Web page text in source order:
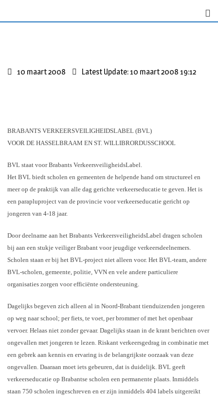
10 maart 2008 Latest Update: 10 maart 2008 19:12
BRABANTS VERKEERSVEILIGHEIDSLABEL (BVL)
VOOR DE HASSELBRAAM EN ST. WILLIBRORDUSSCHOOL
BVL staat voor Brabants VerkeersveiligheidsLabel.
Het BVL biedt scholen en gemeenten de helpende hand om structureel en
meer op de praktijk van alle dag gerichte verkeerseducatie te geven. Het is
een parapluproject van de provincie voor verkeerseducatie gericht op
jongeren van 4-18 jaar.
Door deelname aan het Brabants VerkeersveiligheidsLabel dragen scholen
bij aan een stukje veiliger Brabant voor jeugdige verkeersdeelnemers.
Scholen staan er bij het BVL-project niet alleen voor. Het BVL-team, andere
BVL-scholen, gemeente, politie, VVN en vele andere particuliere
organisaties zorgen voor efficiënte ondersteuning.
Dagelijks begeven zich alleen al in Noord-Brabant tienduizenden jongeren
op weg naar school; per fiets, te voet, per brommer of met het openbaar
vervoer. Helaas niet zonder gevaar. Dagelijks staan in de krant berichten over
ongevallen met jongeren te lezen. Riskant verkeersgedrag in combinatie met
een gebrek aan kennis en ervaring is de belangrijkste oorzaak van deze
ongevallen. Daaraan moet iets gebeuren, dat is duidelijk. BVL geeft
verkeerseducatie op Brabantse scholen een permanente plaats. Inmiddels
staan 750 scholen ingeschreven en er zijn inmiddels 404 labels uitgereikt